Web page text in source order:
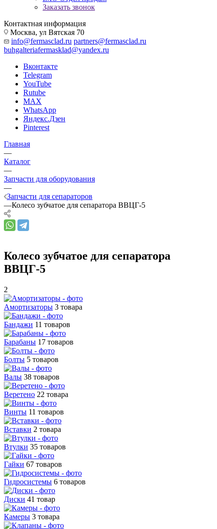
Заказать звонок
Контактная информация
Москва, ул Вятская 70
info@fermasclad.ru partners@fermasclad.ru
buhgalteriafermasklad@yandex.ru
Вконтакте
Telegram
YouTube
Rutube
MAX
WhatsApp
Яндекс.Дзен
Pinterest
Главная
—
Каталог
—
Запчасти для оборудования
—
Запчасти для сепараторов
—Колесо зубчатое для сепаратора ВВЦГ-5
Колесо зубчатое для сепаратора
ВВЦГ-5
2
Амортизаторы 3 товара
Бандажи 11 товаров
Барабаны 17 товаров
Болты 5 товаров
Валы 38 товаров
Веретено 22 товара
Винты 11 товаров
Вставки 2 товара
Втулки 35 товаров
Гайки 67 товаров
Гидросистемы 6 товаров
Диски 41 товар
Камеры 3 товара